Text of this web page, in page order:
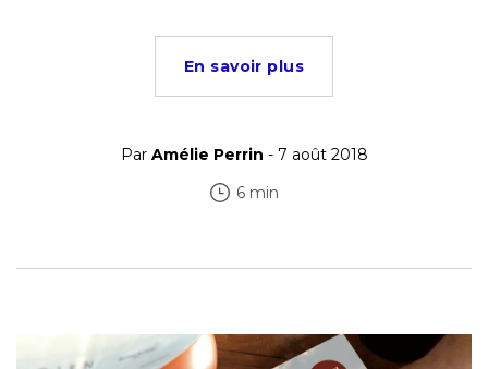
En savoir plus
Par Amélie Perrin - 7 août 2018
6 min